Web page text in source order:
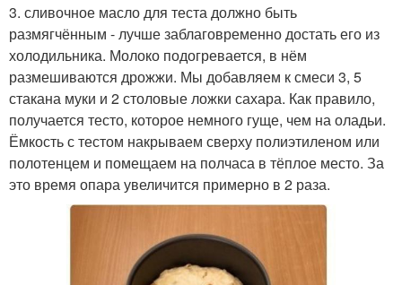
3. сливочное масло для теста должно быть
размягчённым - лучше заблаговременно достать его из
холодильника. Молоко подогревается, в нём
размешиваются дрожжи. Мы добавляем к смеси 3, 5
стакана муки и 2 столовые ложки сахара. Как правило,
получается тесто, которое немного гуще, чем на оладьи.
Ёмкость с тестом накрываем сверху полиэтиленом или
полотенцем и помещаем на полчаса в тёплое место. За
это время опара увеличится примерно в 2 раза.